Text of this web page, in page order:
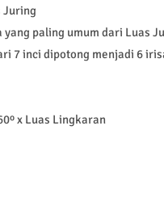
Juring
paling umum dari Luas
7 inci dipotong menjadi 6
x Luas Lingkaran